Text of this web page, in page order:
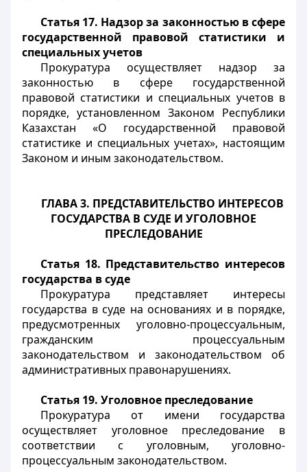
Статья 17. Надзор за законностью в сфере
государственной правовой статистики и
специальных учетов
Прокуратура осуществляет надзор за
законностью в сфере государственной
правовой статистики и специальных учетов в
порядке, установленном Законом Республики
Казахстан «О государственной правовой
статистике и специальных учетах», настоящим
Законом и иным законодательством.
ГЛАВА 3. ПРЕДСТАВИТЕЛЬСТВО ИНТЕРЕСОВ
ГОСУДАРСТВА В СУДЕ И УГОЛОВНОЕ
ПРЕСЛЕДОВАНИЕ
Статья 18. Представительство интересов
государства в суде
Прокуратура представляет интересы
государства в суде на основаниях и в порядке,
предусмотренных уголовно-процессуальным,
гражданским процессуальным
законодательством и законодательством об
административных правонарушениях.
Статья 19. Уголовное преследование
Прокуратура от имени государства
осуществляет уголовное преследование в
соответствии с уголовным, уголовно-
процессуальным законодательством.